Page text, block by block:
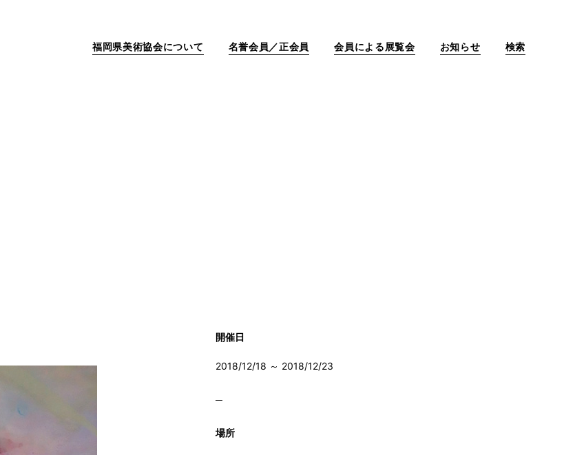
福岡県美術協会について 名誉会員／正会員 会員による展覧会 お知らせ 検索
開催日
2018/12/18 ～ 2018/12/23
場所